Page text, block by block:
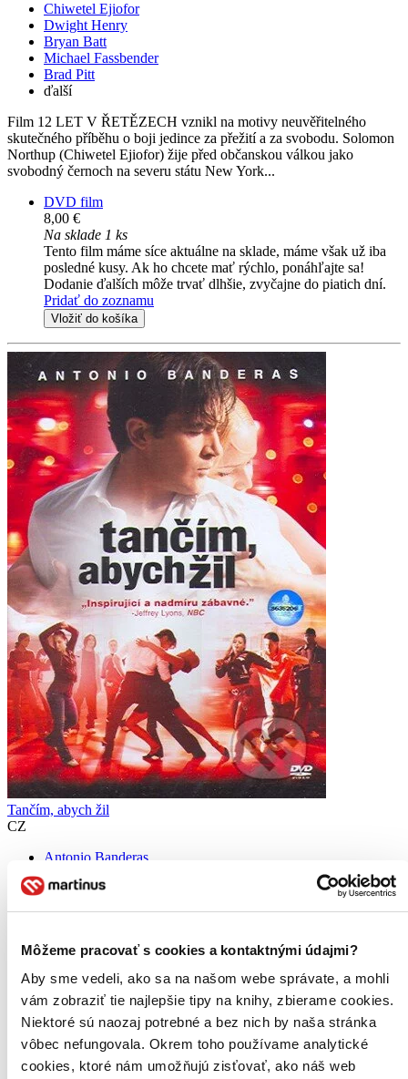
Môžeme pracovať s cookies a kontaktnými údajmi?
Aby sme vedeli, ako sa na našom webe správate, a mohli
vám zobraziť tie najlepšie tipy na knihy, zbierame cookies.
Niektoré sú naozaj potrebné a bez nich by naša stránka
vôbec nefungovala. Okrem toho používame analytické
cookies, ktoré nám umožňujú zisťovať, ako náš web
Chiwetel Ejiofor
Dwight Henry
Bryan Batt
Michael Fassbender
Brad Pitt
ďalší
Film 12 LET V ŘETĚZECH vznikl na motivy neuvěřitelného
skutečného příběhu o boji jedince za přežití a za svobodu. Solomon
Northup (Chiwetel Ejiofor) žije před občanskou válkou jako
svobodný černoch na severu státu New York...
DVD film
8,00 €
Na sklade 1 ks
Tento film máme síce aktuálne na sklade, máme však už iba
posledné kusy. Ak ho chcete mať rýchlo, ponáhľajte sa!
Dodanie ďalších môže trvať dlhšie, zvyčajne do piatich dní.
Pridať do zoznamu
Vložiť do košíka
Tančím, abych žil
CZ
Antonio Banderas
Alfre Woodard
nabídne jako dohled nad nejproblematičtějšími žáky v městské
škole, kde zbraně a drogy patří ke všednímu dni. Dá se tančit klasika
a hip hop zároveň?...
DVD film
Na sklade 1 ks
Tento film máme síce aktuálne na sklade, máme však už iba